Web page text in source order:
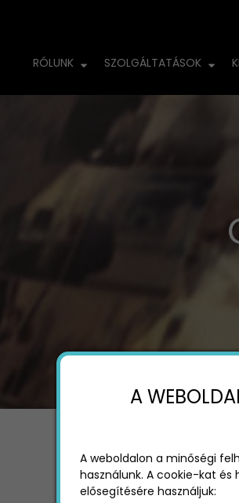
RÓLUNK SZOLGÁLTATÁSOK
A
A weboldalon a minőségi
használunk. A cookie-kat
elősegítésére használjuk: